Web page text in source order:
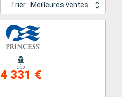
Trier : Meilleures ventes
dès
4 331 €